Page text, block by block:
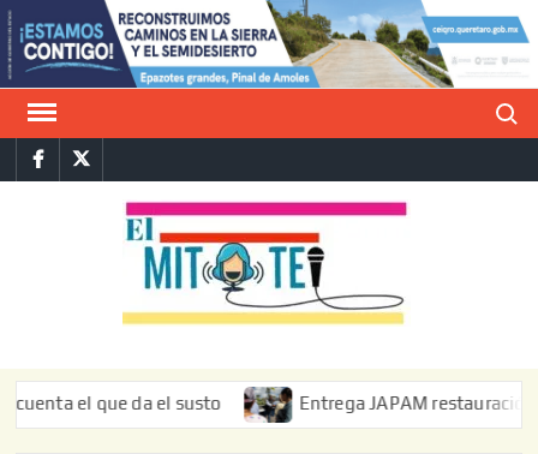
Saltar
al
contenido
FacebookTwitter
que da el susto Entrega JAPAM restauración del